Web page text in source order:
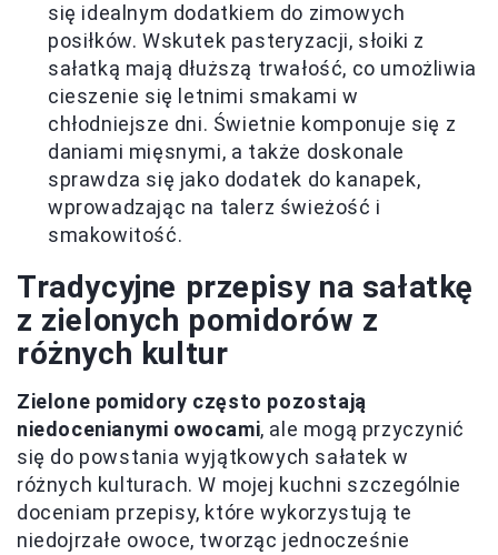
się idealnym dodatkiem do zimowych
posiłków. Wskutek pasteryzacji, słoiki z
sałatką mają dłuższą trwałość, co umożliwia
cieszenie się letnimi smakami w
chłodniejsze dni. Świetnie komponuje się z
daniami mięsnymi, a także doskonale
sprawdza się jako dodatek do kanapek,
wprowadzając na talerz świeżość i
smakowitość.
Tradycyjne przepisy na sałatkę
z zielonych pomidorów z
różnych kultur
Zielone pomidory często pozostają
niedocenianymi owocami, ale mogą przyczynić
się do powstania wyjątkowych sałatek w
różnych kulturach. W mojej kuchni szczególnie
doceniam przepisy, które wykorzystują te
niedojrzałe owoce, tworząc jednocześnie